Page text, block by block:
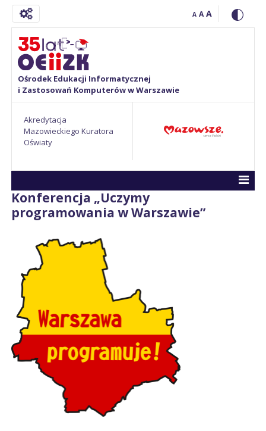
A A A
Ośrodek Edukacji Informatycznej
i Zastosowań Komputerów w Warszawie
Akredytacja
Mazowieckiego Kuratora
Oświaty
Konferencja „Uczymy
programowania w Warszawie”